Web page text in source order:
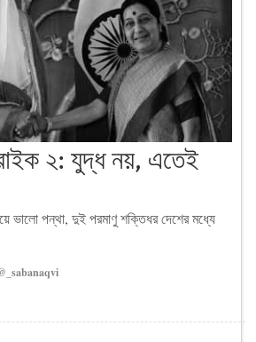
২: যুদ্ধ নয়, এতেই
ভালো পন্থা, দুই পরমাণু শক্তিধর দেশের মধ্যে